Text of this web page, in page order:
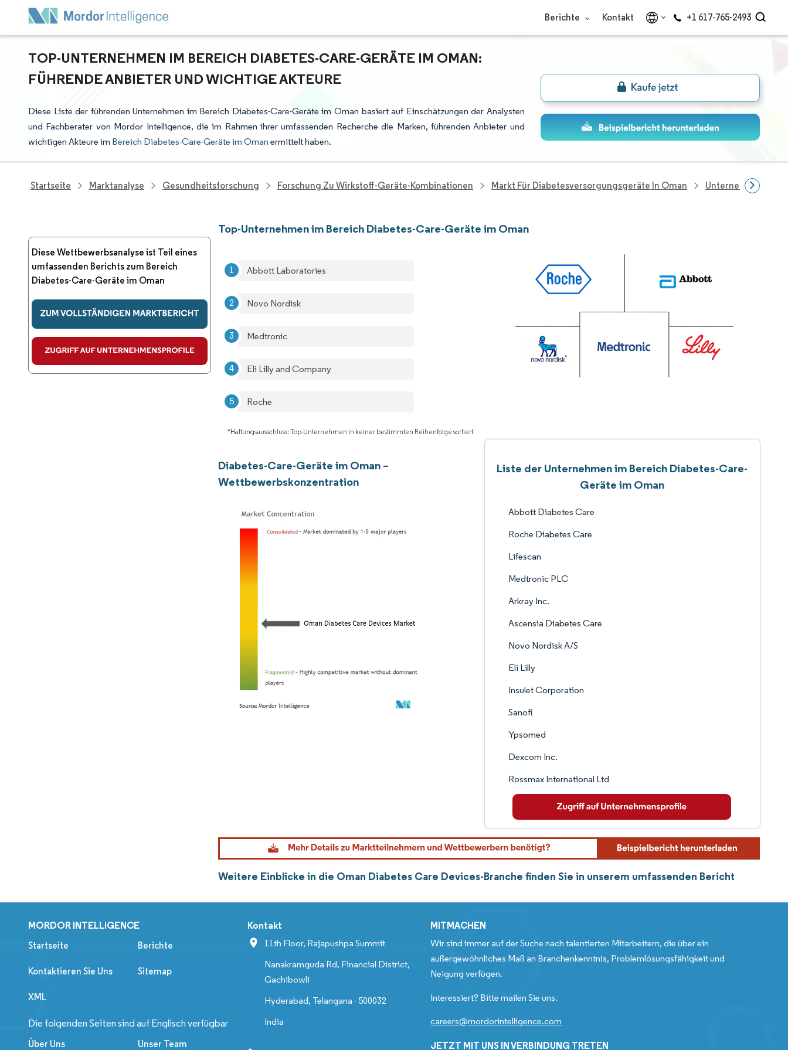
Berichte Kontakt +1 617-765-2493
TOP-UNTERNEHMEN IM BEREICH DIABETES-CARE-GERÄTE IM OMAN:
FÜHRENDE ANBIETER UND WICHTIGE AKTEURE
Diese Liste der führenden Unternehmen im Bereich Diabetes-Care-Geräte im Oman basiert auf Einschätzungen der Analysten
und Fachberater von Mordor Intelligence, die im Rahmen ihrer umfassenden Recherche die Marken, führenden Anbieter und
wichtigen Akteure im Bereich Diabetes-Care-Geräte im Oman ermittelt haben.
Startseite Marktanalyse Gesundheitsforschung Forschung Zu Wirkstoff-Geräte-Kombinationen Markt Für Diabetesversorgungsgeräte In Oman Unternehmen Im
Diese Wettbewerbsanalyse ist Teil eines
umfassenden Berichts zum Bereich
Diabetes-Care-Geräte im Oman
Top-Unternehmen im Bereich Diabetes-Care-Geräte im Oman
Abbott Laboratories
Novo Nordisk
Medtronic
Eli Lilly and Company
Roche
*Haftungsausschluss: Top-Unternehmen in keiner bestimmten Reihenfolge sortiert
Diabetes-Care-Geräte im Oman –
Wettbewerbskonzentration
Liste der Unternehmen im Bereich Diabetes-Care-
Geräte im Oman
Abbott Diabetes Care
Roche Diabetes Care
Lifescan
Medtronic PLC
Arkray Inc.
Ascensia Diabetes Care
Novo Nordisk A/S
Eli Lilly
Insulet Corporation
Sanofi
Ypsomed
Dexcom Inc.
Rossmax International Ltd
Weitere Einblicke in die Oman Diabetes Care Devices-Branche finden Sie in unserem umfassenden Bericht
MORDOR INTELLIGENCE
Startseite Berichte
Kontaktieren Sie Uns Sitemap
XML
Die folgenden Seiten sind auf Englisch verfügbar
Über Uns Unser Team
Kontakt
11th Floor, Rajapushpa Summit
Nanakramguda Rd, Financial District,
Gachibowli
Hyderabad, Telangana - 500032
India
MITMACHEN
Wir sind immer auf der Suche nach talentierten Mitarbeitern, die über ein
außergewöhnliches Maß an Branchenkenntnis, Problemlösungsfähigkeit und
Neigung verfügen.
Interessiert? Bitte mailen Sie uns.
careers@mordorintelligence.com
JETZT MIT UNS IN VERBINDUNG TRETEN